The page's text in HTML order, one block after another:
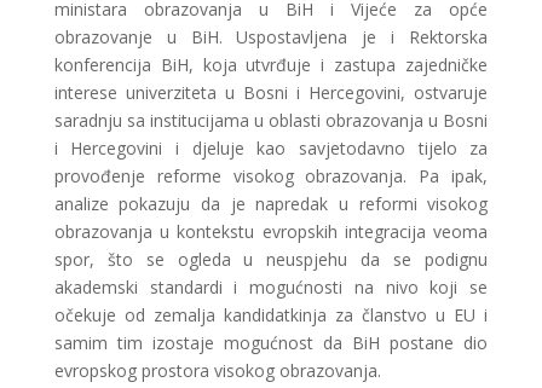
ministara obrazovanja u BiH i Vijeće za opće
obrazovanje u BiH. Uspostavljena je i Rektorska
konferencija BiH, koja utvrđuje i zastupa zajedničke
interese univerziteta u Bosni i Hercegovini, ostvaruje
saradnju sa institucijama u oblasti obrazovanja u Bosni
i Hercegovini i djeluje kao savjetodavno tijelo za
provođenje reforme visokog obrazovanja. Pa ipak,
analize pokazuju da je napredak u reformi visokog
obrazovanja u kontekstu evropskih integracija veoma
spor, što se ogleda u neuspjehu da se podignu
akademski standardi i mogućnosti na nivo koji se
očekuje od zemalja kandidatkinja za članstvo u EU i
samim tim izostaje mogućnost da BiH postane dio
evropskog prostora visokog obrazovanja.